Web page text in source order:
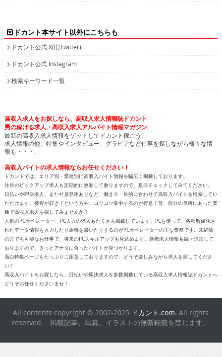
ドカント本サイト以外にこちらも
ドカント公式 X(旧Twitter)
ドカント公式 Instagram
検索キーワード一覧
高収入求人をお探しなら、高収入求人情報誌ドカント
男の稼げる求人・高収入求人アルバイト情報マガジン
最新の高収入求人情報をゲットしてドカント稼ごう。
求人情報の他、特集やインタビュー、グラビアなど仕事を探しながら様々な情
報も・・・。
高収入バイトの求人情報ならお任せください！
ドカントでは、エリア別・業種別に高収入バイト情報を幅広く掲載しております。
注目のピックアップ求人も定期的に更新して参りますので、是非チェックしてみてください。
日払いや即決求人、また社員登用ありなど、働き方・目的に合わせて高収入バイトを検索してい
ただけます。接客が好き！という方や、コツコツ集中するのが得意！等、自分の長所にあった業
種で高収入求人を探してみませんか？
人気のPCオペレーター、PC入力の求人もたくさん掲載しています。PCを使って、各種数値化さ
れたデータ情報を入力したり原稿を書いたりするのがPCオペレーターの主な業務です。未経験
の方でも可能なお仕事で、将来のPCスキルアップも見込めます。新着求人情報も続々追加して
おりますので、きっとアナタに合ったバイトが見つかります。
面白特集ページもたっぷりご用意しておりますので、どうぞ楽しみながら求人を探してくださ
い！
高収入バイトをお探しなら、日払いや即決求人を多数掲載している高収入求人情報誌ドカントへ
どうぞお任せくださいませ！
All contents copyright © 2002-2025 ドカント.com. All rights
reserved. 掲載記事、写真、イラストの無断転載を禁じます。